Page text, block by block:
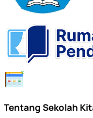
Tentang Sekolah